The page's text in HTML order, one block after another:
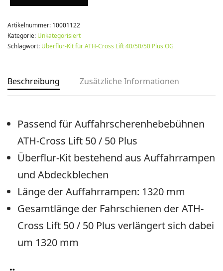
Artikelnummer: 10001122
Kategorie: Unkategorisiert
Schlagwort: Überflur-Kit für ATH-Cross Lift 40/50/50 Plus OG
Beschreibung Zusätzliche Informationen
Passend für Auffahrscherenhebebühnen
ATH-Cross Lift 50 / 50 Plus
Überflur-Kit bestehend aus Auffahrrampen
und Abdeckblechen
Länge der Auffahrrampen: 1320 mm
Gesamtlänge der Fahrschienen der ATH-
Cross Lift 50 / 50 Plus verlängert sich dabei
um 1320 mm